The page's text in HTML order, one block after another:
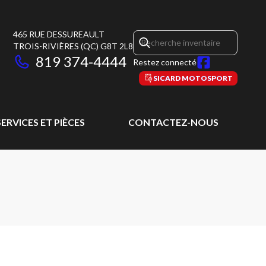
465 RUE DESSUREAULT
TROIS-RIVIÈRES (QC) G8T 2L8
819 374-4444 Restez connecté
SICARD MOTOSPORT
ET PIÈCES CONTACTEZ-NOUS